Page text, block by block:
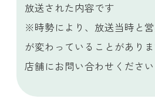
放送された内容です
※時勢により、放送当時と
が変わっていることがあり
店舗にお問い合わせください